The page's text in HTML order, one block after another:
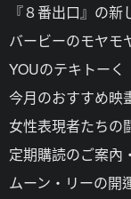
『８番出口』の
バービーのモヤモ
YOUのテキトーく
今月のおすすめ映
女性表現者たちの
定期購読のご案內
ムーン・リーの開